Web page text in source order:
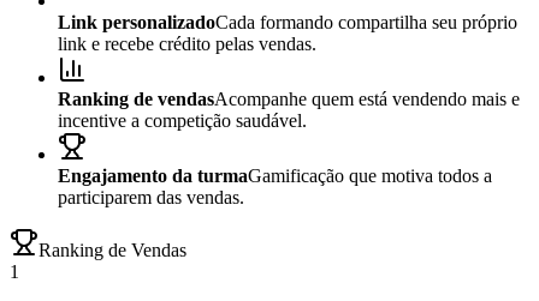
Link personalizadoCada formando compartilha seu próprio
link e recebe crédito pelas vendas.
Ranking de vendasAcompanhe quem está vendendo mais e
incentive a competição saudável.
Engajamento da turmaGamificação que motiva todos a
participarem das vendas.
Ranking de Vendas
1